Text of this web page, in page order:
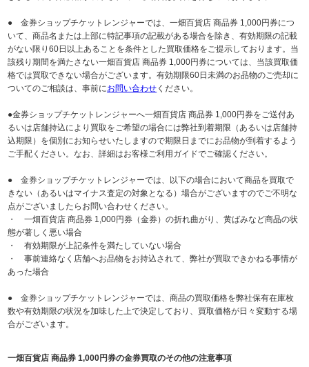
● 金券ショップチケットレンジャーでは、一畑百貨店 商品券 1,000円券につ
いて、商品名または上部に特記事項の記載がある場合を除き、有効期限の記載
がない限り60日以上あることを条件とした買取価格をご提示しております。当
該残り期間を満たさない一畑百貨店 商品券 1,000円券については、当該買取価
格では買取できない場合がございます。有効期限60日未満のお品物のご売却に
ついてのご相談は、事前にお問い合わせ ください。
●金券ショップチケットレンジャーへ一畑百貨店 商品券 1,000円券をご送付あ
るいは店舗持込により買取をご希望の場合には弊社到着期限（あるいは店舗持
込期限）を個別にお知らせいたしますので期限日までにお品物が到着するよう
ご手配ください。なお、詳細はお客様ご利用ガイドでご確認ください。
● 金券ショップチケットレンジャーでは、以下の場合において商品を買取で
きない（あるいはマイナス査定の対象となる）場合がございますのでご不明な
点がございましたらお問い合わせください。
・ 一畑百貨店 商品券 1,000円券（金券）の折れ曲がり、黄ばみなど商品の状
態が著しく悪い場合
・ 有効期限が上記条件を満たしていない場合
・ 事前連絡なく店舗へお品物をお持込されて、弊社が買取できかねる事情が
あった場合
● 金券ショップチケットレンジャーでは、商品の買取価格を弊社保有在庫枚
数や有効期限の状況を加味した上で決定しており、買取価格が日々変動する場
合がございます。
一畑百貨店 商品券 1,000円券の金券買取のその他の注意事項